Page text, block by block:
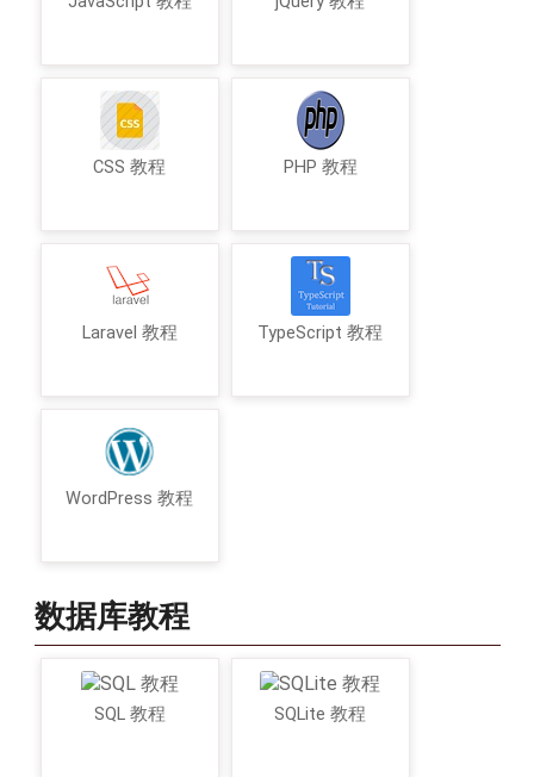
CSS 教程 PHP 教程
Laravel 教程 TypeScript 教程
WordPress 教程
数据库教程
SQL 教程 SQLite 教程